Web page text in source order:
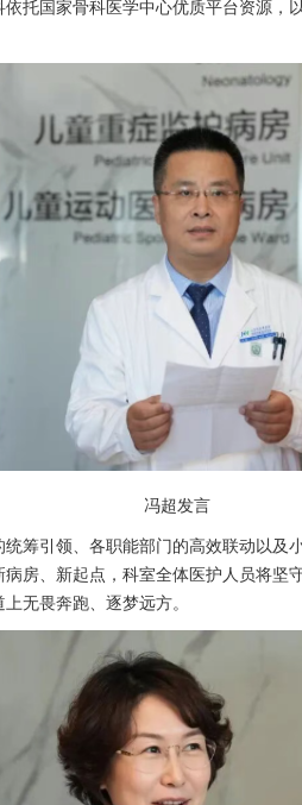
依托国家骨科 医学中心优质平台资源，
冯超发言
筹引领、各职能部门的高效联动以及
房、新起点，科室全体医护人员将坚
无畏奔跑、逐梦远方。